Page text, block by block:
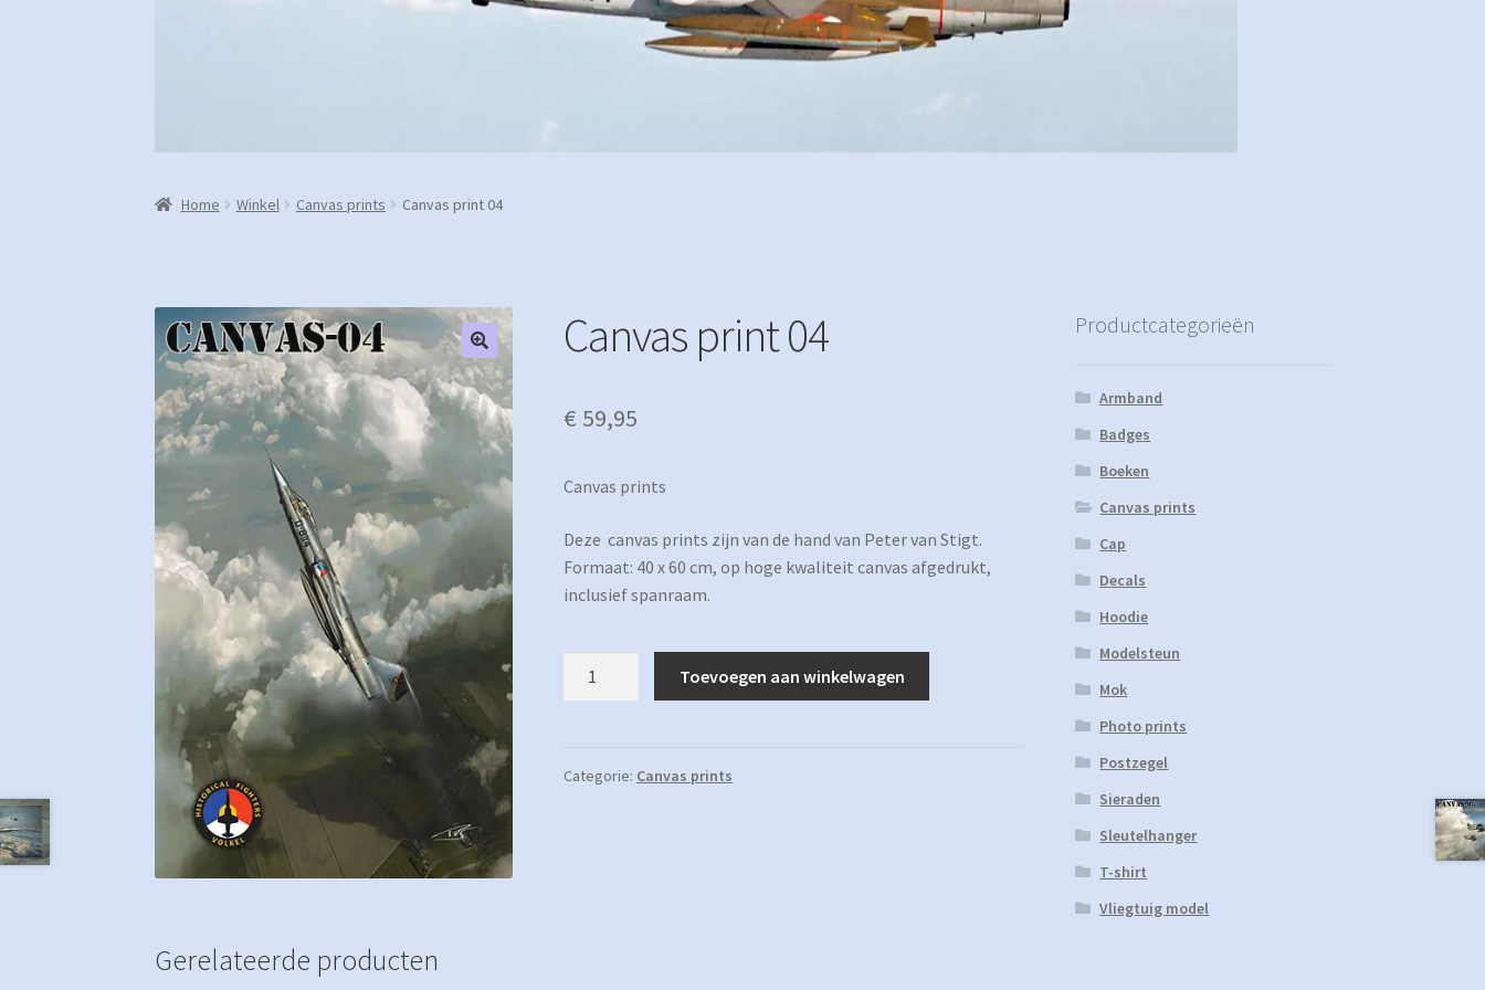
Home Winkel Canvas prints Canvas print 04
Canvas print 04
€ 59,95
Canvas prints
Deze canvas prints zijn van de hand van Peter van Stigt.
Formaat: 40 x 60 cm, op hoge kwaliteit canvas afgedrukt,
inclusief spanraam.
Toevoegen aan winkelwagen
Categorie: Canvas prints
Gerelateerde producten
Productcategorieën
Armband
Badges
Boeken
Canvas prints
Cap
Decals
Hoodie
Modelsteun
Mok
Photo prints
Postzegel
Sieraden
Sleutelhanger
T-shirt
Vliegtuig model